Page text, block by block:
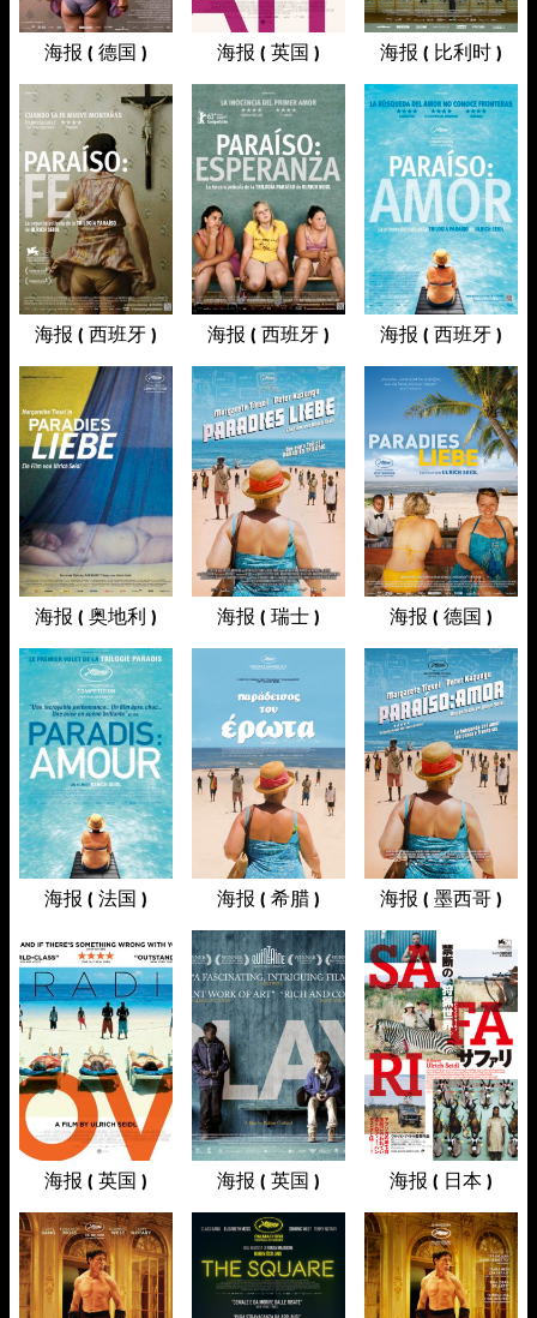
海报 ( 德国 ) 海报 ( 英国 ) 海报 ( 比利时 )
海报 ( 西班牙 ) 海报 ( 西班牙 ) 海报 ( 西班牙 )
海报 ( 奥地利 ) 海报 ( 瑞士 ) 海报 ( 德国 )
海报 ( 法国 ) 海报 ( 希腊 ) 海报 ( 墨西哥 )
海报 ( 英国 ) 海报 ( 英国 ) 海报 ( 日本 )